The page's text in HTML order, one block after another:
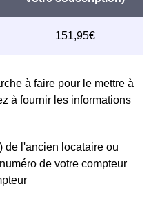
à faire pour le mettre à
à fournir les informations
de l'ancien locataire ou
de votre compteur